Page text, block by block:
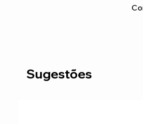
Sugestões